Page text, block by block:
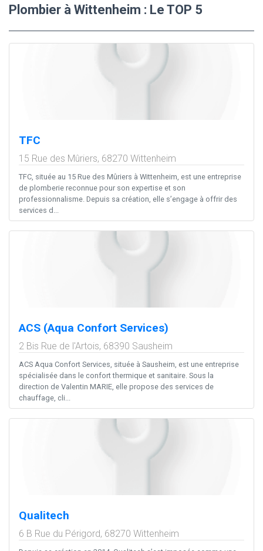
Plombier à Wittenheim : Le TOP 5
TFC
15 Rue des Mûriers, 68270 Wittenheim
TFC, située au 15 Rue des Mûriers à Wittenheim, est une entreprise
de plomberie reconnue pour son expertise et son
professionnalisme. Depuis sa création, elle s’engage à offrir des
services d...
ACS (Aqua Confort Services)
2 Bis Rue de l'Artois, 68390 Sausheim
ACS Aqua Confort Services, située à Sausheim, est une entreprise
spécialisée dans le confort thermique et sanitaire. Sous la
direction de Valentin MARIE, elle propose des services de
chauffage, cli...
Qualitech
6 B Rue du Périgord, 68270 Wittenheim